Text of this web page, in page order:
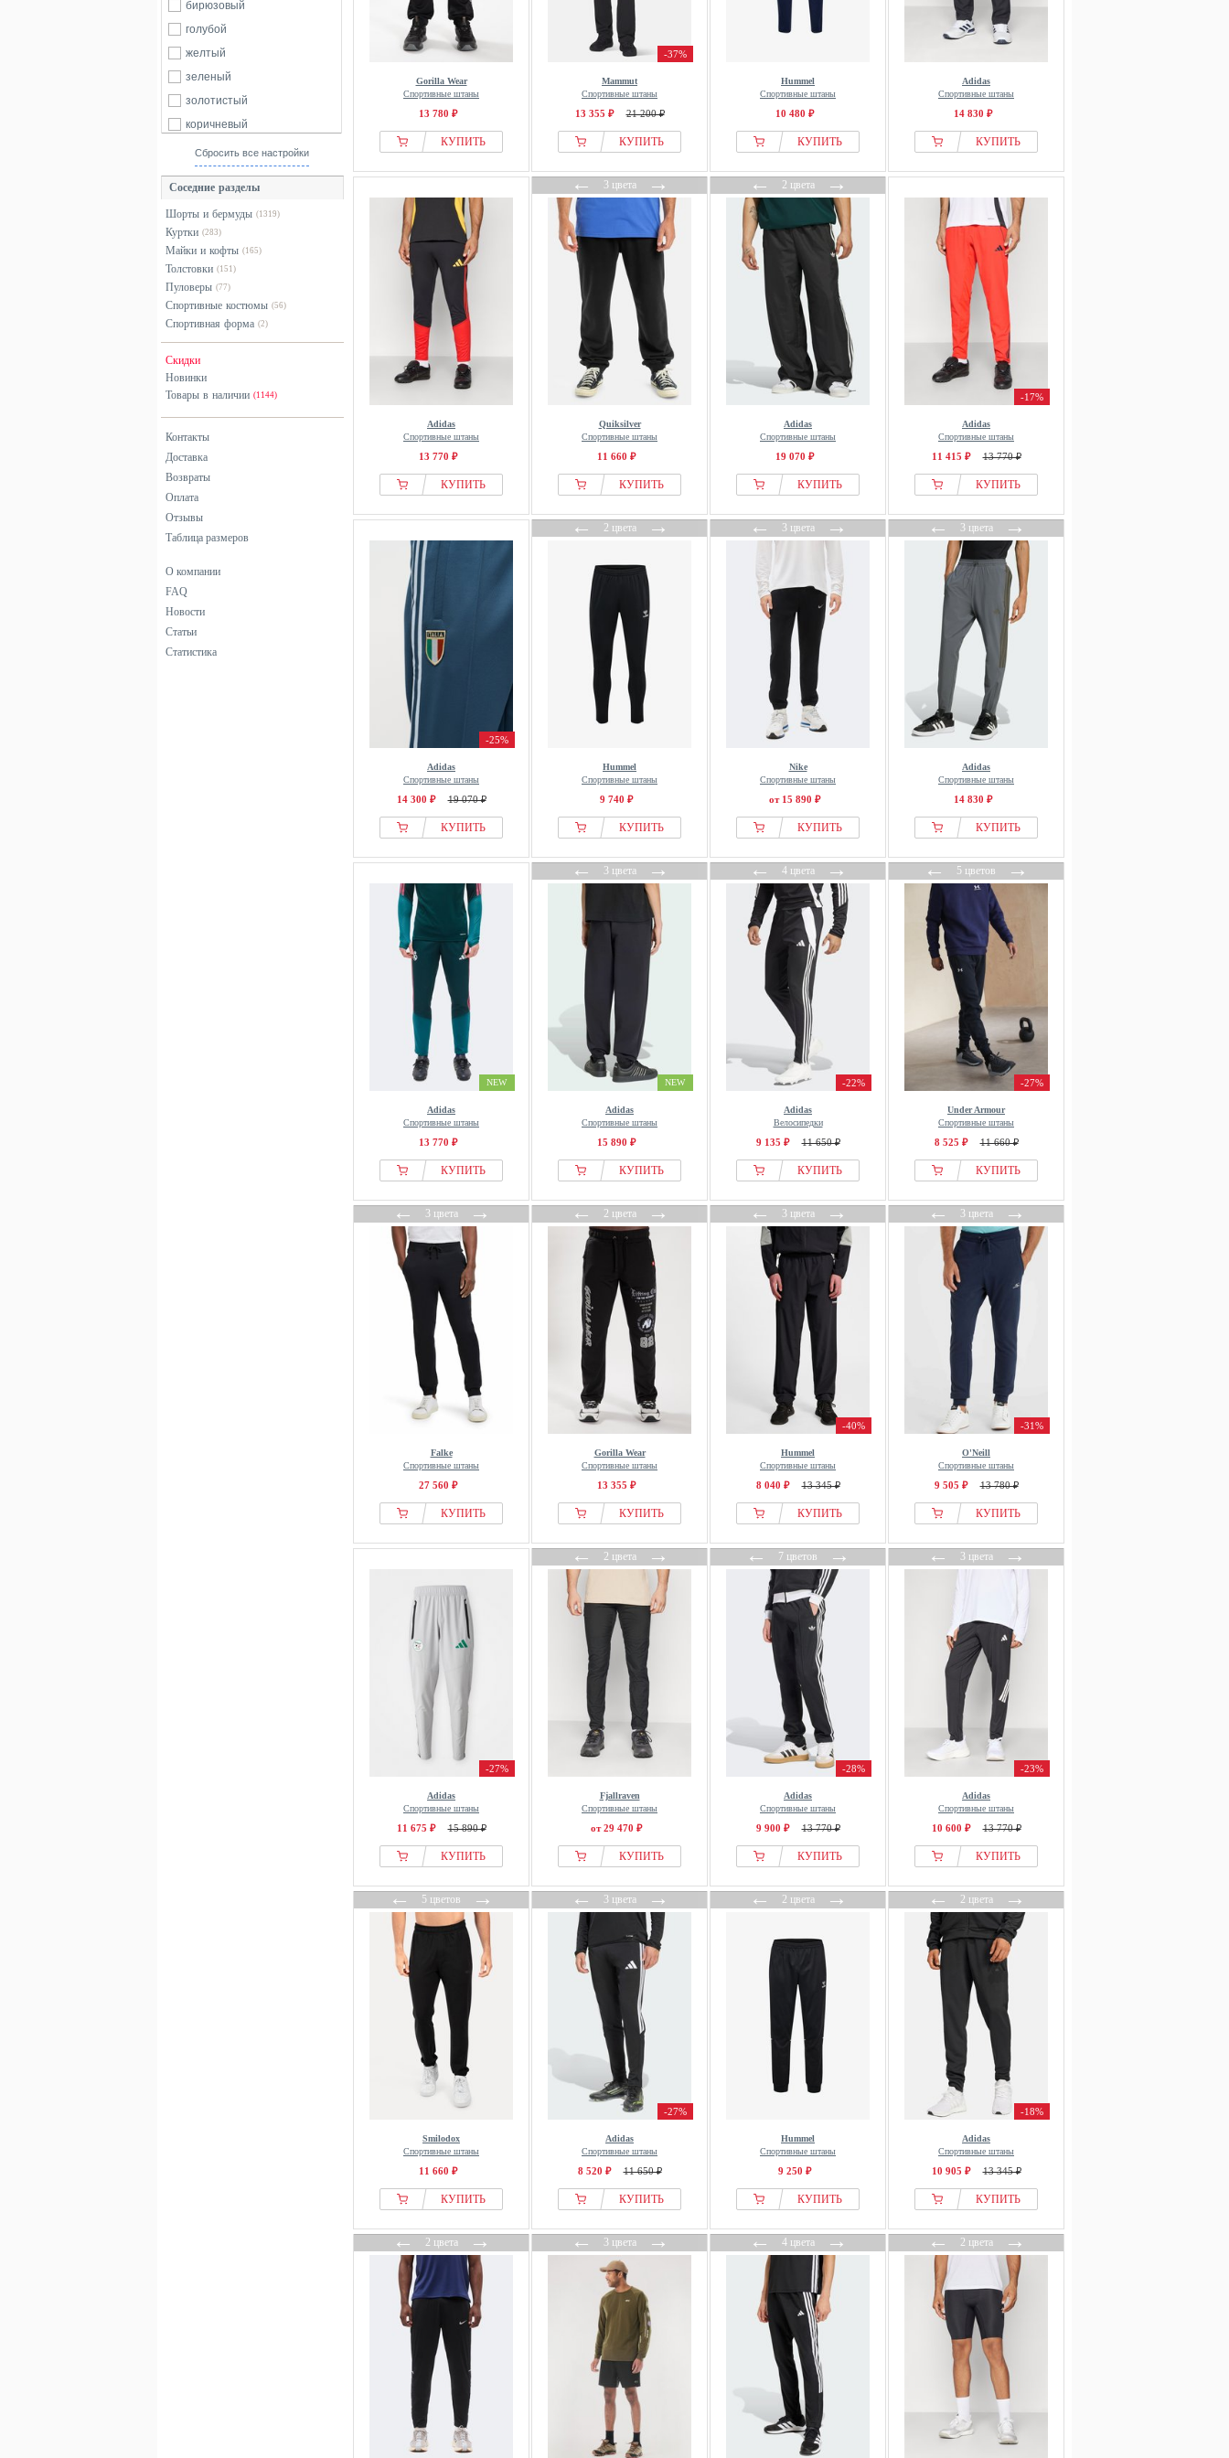
Code47
Columbia
Dachstein
DANISH ENDURANCE
Dc Shoes
Dynafit
ELHO
ellesse
Emporio Armani
Endura
Erima
Fabletics
Falke
Fila
FIOCEO
Fruit Of The Loom
Gorilla Wear
Guess
HOKA
Houdini
104
122 128
146 152
бирюзовый
голубой
желтый
зеленый
золотистый
коричневый
красный
разноцветный
розовый
серебристый
серый
синий
фиолетовый
черный
Сбросить все настройки
Соседние разделы
Шорты и бермуды (1319)
Куртки (283)
Майки и кофты (165)
Толстовки (151)
Пуловеры (77)
Спортивные костюмы (56)
Спортивная форма (2)
Скидки
Новинки
Товары в наличии (1144)
Контакты
Доставка
Возвраты
Оплата
Отзывы
Таблица размеров
О компании
FAQ
Новости
Статьи
Статистика
Gorilla Wear
Спортивные штаны
13 780 ₽
КУПИТЬ
-37%
Mammut
Спортивные штаны
13 355 ₽ 21 200 ₽
КУПИТЬ
Hummel
Спортивные штаны
10 480 ₽
КУПИТЬ
Adidas
Спортивные штаны
14 830 ₽
КУПИТЬ
Adidas
Спортивные штаны
13 770 ₽
КУПИТЬ
←3 цвета→
Quiksilver
Спортивные штаны
11 660 ₽
КУПИТЬ
←2 цвета→
Adidas
Спортивные штаны
19 070 ₽
КУПИТЬ
-17%
Adidas
Спортивные штаны
11 415 ₽ 13 770 ₽
КУПИТЬ
-25%
Adidas
Спортивные штаны
14 300 ₽ 19 070 ₽
КУПИТЬ
←2 цвета→
Hummel
Спортивные штаны
9 740 ₽
КУПИТЬ
←3 цвета→
Nike
Спортивные штаны
от 15 890 ₽
КУПИТЬ
←3 цвета→
Adidas
Спортивные штаны
14 830 ₽
КУПИТЬ
NEW
Adidas
Спортивные штаны
13 770 ₽
КУПИТЬ
←3 цвета→
NEW
Adidas
Спортивные штаны
15 890 ₽
КУПИТЬ
←4 цвета→
-22%
Adidas
Велосипедки
9 135 ₽ 11 650 ₽
КУПИТЬ
←5 цветов→
-27%
Under Armour
Спортивные штаны
8 525 ₽ 11 660 ₽
КУПИТЬ
←3 цвета→
Falke
Спортивные штаны
27 560 ₽
КУПИТЬ
←2 цвета→
Gorilla Wear
Спортивные штаны
13 355 ₽
КУПИТЬ
←3 цвета→
-40%
Hummel
Спортивные штаны
8 040 ₽ 13 345 ₽
КУПИТЬ
←3 цвета→
-31%
O'Neill
Спортивные штаны
9 505 ₽ 13 780 ₽
КУПИТЬ
-27%
Adidas
Спортивные штаны
11 675 ₽ 15 890 ₽
КУПИТЬ
←2 цвета→
Fjallraven
Спортивные штаны
от 29 470 ₽
КУПИТЬ
←7 цветов→
-28%
Adidas
Спортивные штаны
9 900 ₽ 13 770 ₽
КУПИТЬ
←3 цвета→
-23%
Adidas
Спортивные штаны
10 600 ₽ 13 770 ₽
КУПИТЬ
←5 цветов→
Smilodox
Спортивные штаны
11 660 ₽
КУПИТЬ
←3 цвета→
-27%
Adidas
Спортивные штаны
8 520 ₽ 11 650 ₽
КУПИТЬ
←2 цвета→
Hummel
Спортивные штаны
9 250 ₽
КУПИТЬ
←2 цвета→
-18%
Adidas
Спортивные штаны
10 905 ₽ 13 345 ₽
КУПИТЬ
←2 цвета→ ←3 цвета→ ←4 цвета→ ←2 цвета→